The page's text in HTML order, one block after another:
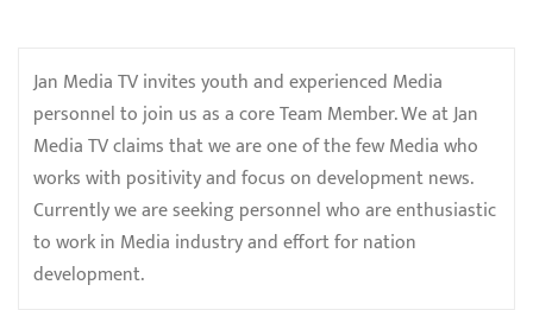
Jan Media TV invites youth and experienced Media
personnel to join us as a core Team Member. We at Jan
Media TV claims that we are one of the few Media who
works with positivity and focus on development news.
Currently we are seeking personnel who are enthusiastic
to work in Media industry and effort for nation
development.